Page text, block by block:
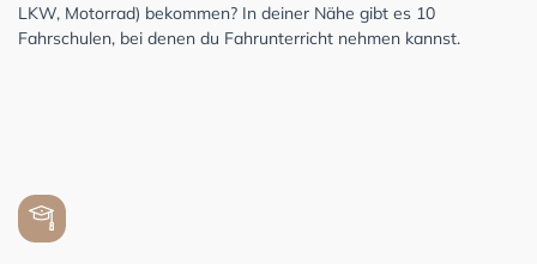
LKW, Motorrad) bekommen? In deiner Nähe gibt es 10
Fahrschulen, bei denen du Fahrunterricht nehmen kannst.